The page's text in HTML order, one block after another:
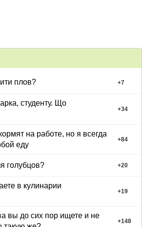
плов? +7
студенту. Що
+34
на работе, но я всегда
еду
+84
голубцов? +20
в кулинарии
+19
вы до сих пор ищете и не
+148